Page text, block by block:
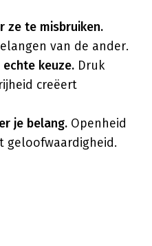
ze te misbruiken.
van de ander.
keuze. Druk
creëert
je belang. Openheid
geloofwaardigheid.